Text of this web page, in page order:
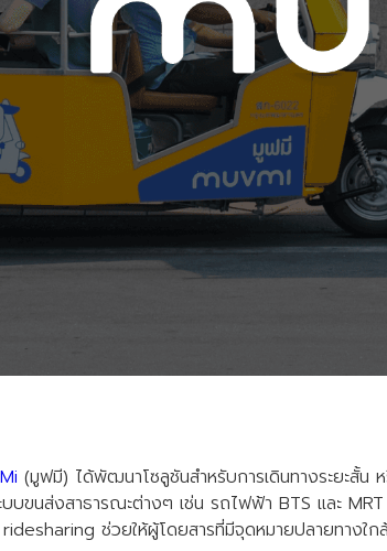
(มูฟมี) ได้พัฒนาโซลูชันสำหรับการเดินทางระยะสั้น
บขนส่งสาธารณะต่างๆ เช่น รถไฟฟ้า BTS และ
ช่วยให้ผู้โดยสารที่มีจุดหมายปลายทางใก